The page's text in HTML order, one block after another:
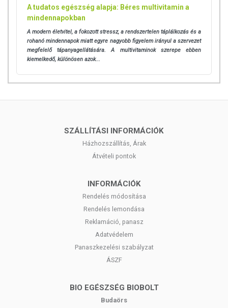
A termék nem alkalmas betegségek gyógyítására! Nem helyettesíti az
orvosi kezelést! Betegség esetén kérje ki kezelőorvosa tanácsát! Az
készítményt, ha bármely összetevőjére érzékeny vagy allergiás!
Gyermekektől elzárva tartandó!
A tudatos egészség alapja: Béres multivitamin a
mindennapokban
A modern életvitel, a fokozott stressz, a rendszertelen táplálkozás és a
rohanó mindennapok miatt egyre nagyobb figyelem irányul a szervezet
megfelelő tápanyagellátására. A multivitaminok szerepe ebben
kiemelkedő, különösen azok...
SZÁLLÍTÁSI INFORMÁCIÓK
Házhozszállítás, Árak
Átvételi pontok
INFORMÁCIÓK
Rendelés módosítása
Rendelés lemondása
Reklamáció, panasz
Adatvédelem
Panaszkezelési szabályzat
ÁSZF
BIO EGÉSZSÉG BIOBOLT
Budaörs